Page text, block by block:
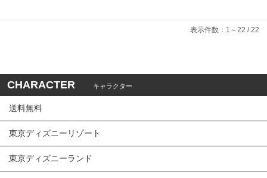
表示件数：1～22 / 22
CHARACTER キャラクター
送料無料
東京ディズニーリゾート
東京ディズニーランド